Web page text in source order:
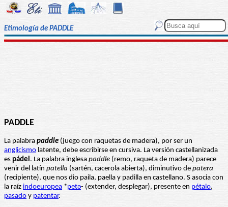
Etimología de PADDLE
PADDLE
La palabra paddle (juego con raquetas de madera), por ser un
anglicismo latente, debe escribirse en cursiva. La versión castellanizada
es pádel. La palabra inglesa paddle (remo, raqueta de madera) parece
venir del latín patella (sartén, cacerola abierta), diminutivo de patera
(recipiente), que nos dio paila, paella y padilla en castellano. S asocia con
la raíz indoeuropea *petə- (extender, desplegar), presente en pétalo,
pasado y patentar.